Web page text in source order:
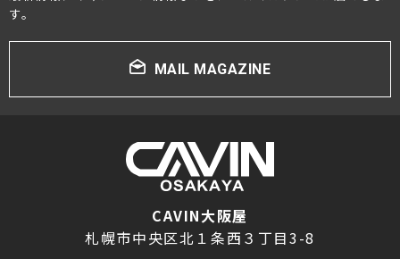
す。
MAIL MAGAZINE
CAVIN大阪屋
札幌市中央区北１条西３丁目3-8